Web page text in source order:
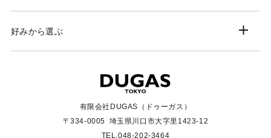
好みから選ぶ
有限会社DUGAS（ドゥーガス）
〒334-0005 埼玉県川口市大字里1423-12
TEL.048-202-3464